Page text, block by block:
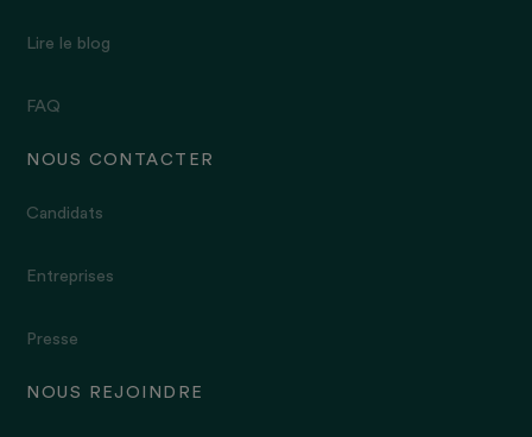
Lire le blog
FAQ
NOUS CONTACTER
Candidats
Entreprises
Presse
NOUS REJOINDRE